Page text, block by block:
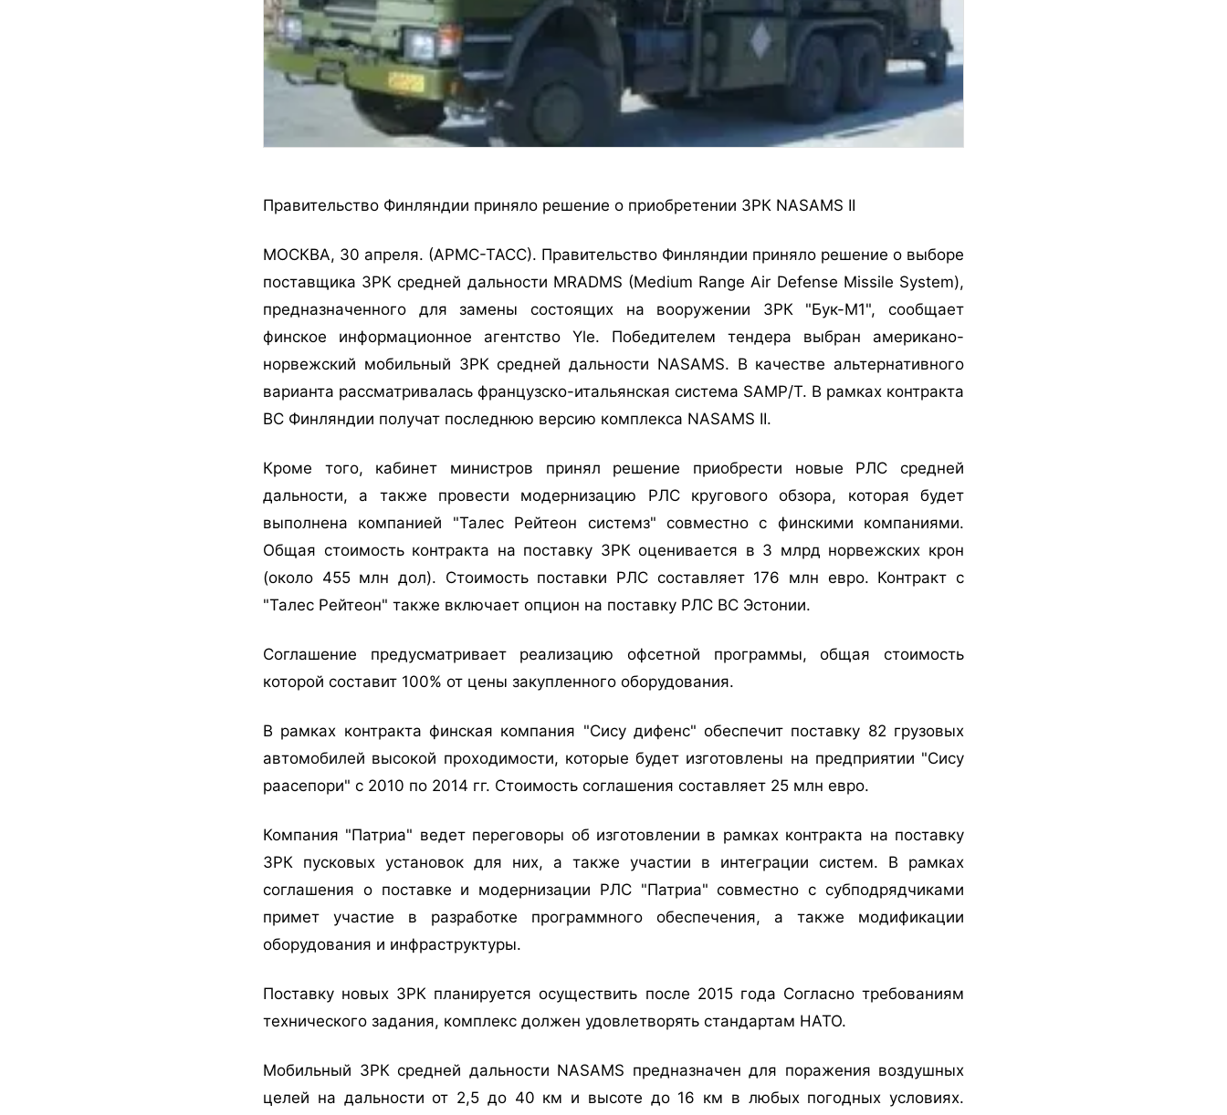
Правительство Финляндии приняло решение о приобретении ЗРК NASAMS II
МОСКВА, 30 апреля. (АРМС-ТАСС). Правительство Финляндии приняло решение о выборе
поставщика ЗРК средней дальности MRADMS (Medium Range Air Defense Missile System),
предназначенного для замены состоящих на вооружении ЗРК "Бук-М1", сообщает
финское информационное агентство Yle. Победителем тендера выбран американо-
норвежский мобильный ЗРК средней дальности NASAMS. В качестве альтернативного
варианта рассматривалась французско-итальянская система SAMP/T. В рамках контракта
ВС Финляндии получат последнюю версию комплекса NASAMS II.
Кроме того, кабинет министров принял решение приобрести новые РЛС средней
дальности, а также провести модернизацию РЛС кругового обзора, которая будет
выполнена компанией "Талес Рейтеон системз" совместно с финскими компаниями.
Общая стоимость контракта на поставку ЗРК оценивается в 3 млрд норвежских крон
(около 455 млн дол). Стоимость поставки РЛС составляет 176 млн евро. Контракт с
"Талес Рейтеон" также включает опцион на поставку РЛС ВС Эстонии.
Соглашение предусматривает реализацию офсетной программы, общая стоимость
которой составит 100% от цены закупленного оборудования.
В рамках контракта финская компания "Сису дифенс" обеспечит поставку 82 грузовых
автомобилей высокой проходимости, которые будет изготовлены на предприятии "Сису
раасепори" с 2010 по 2014 гг. Стоимость соглашения составляет 25 млн евро.
Компания "Патриа" ведет переговоры об изготовлении в рамках контракта на поставку
ЗРК пусковых установок для них, а также участии в интеграции систем. В рамках
соглашения о поставке и модернизации РЛС "Патриа" совместно с субподрядчиками
примет участие в разработке программного обеспечения, а также модификации
оборудования и инфраструктуры.
Поставку новых ЗРК планируется осуществить после 2015 года Согласно требованиям
технического задания, комплекс должен удовлетворять стандартам НАТО.
Мобильный ЗРК средней дальности NASAMS предназначен для поражения воздушных
целей на дальности от 2,5 до 40 км и высоте до 16 км в любых погодных условиях.